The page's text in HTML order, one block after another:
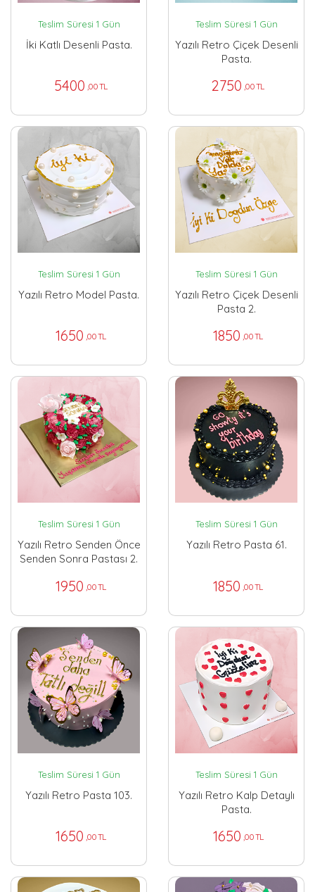
Teslim Süresi 1 Gün
İki Katlı Desenli Pasta.
5400 ,00 TL
Teslim Süresi 1 Gün
Yazılı Retro Çiçek Desenli
Pasta.
2750 ,00 TL
Teslim Süresi 1 Gün
Yazılı Retro Model Pasta.
1650 ,00 TL
Teslim Süresi 1 Gün
Yazılı Retro Çiçek Desenli
Pasta 2.
1850 ,00 TL
Teslim Süresi 1 Gün
Yazılı Retro Senden Önce
Senden Sonra Pastası 2.
1950 ,00 TL
Teslim Süresi 1 Gün
Yazılı Retro Pasta 61.
1850 ,00 TL
Teslim Süresi 1 Gün
Yazılı Retro Pasta 103.
1650 ,00 TL
Teslim Süresi 1 Gün
Yazılı Retro Kalp Detaylı
Pasta.
1650 ,00 TL